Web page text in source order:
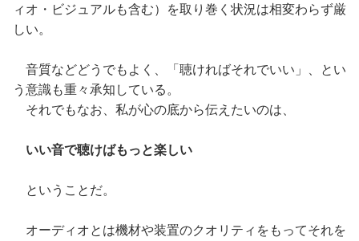
ィオ・ビジュアルも含む）を取り巻く状況は相変わらず厳
しい。
音質などどうでもよく、「聴ければそれでいい」、とい
う意識も重々承知している。
それでもなお、私が心の底から伝えたいのは、
いい音で聴けばもっと楽しい
ということだ。
オーディオとは機材や装置のクオリティをもってそれを